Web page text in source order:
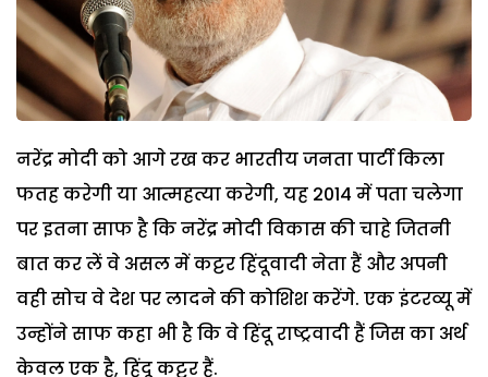
नरेंद्र मोदी को आगे रख कर भारतीय जनता पार्टी किला
फतह करेगी या आत्महत्या करेगी, यह 2014 में पता चलेगा
पर इतना साफ है कि नरेंद्र मोदी विकास की चाहे जितनी
बात कर लें वे असल में कट्टर हिंदूवादी नेता हैं और अपनी
वही सोच वे देश पर लादने की कोशिश करेंगे. एक इंटरव्यू में
उन्होंने साफ कहा भी है कि वे हिंदू राष्ट्रवादी हैं जिस का अर्थ
केवल एक है, हिंदू कट्टर हैं.